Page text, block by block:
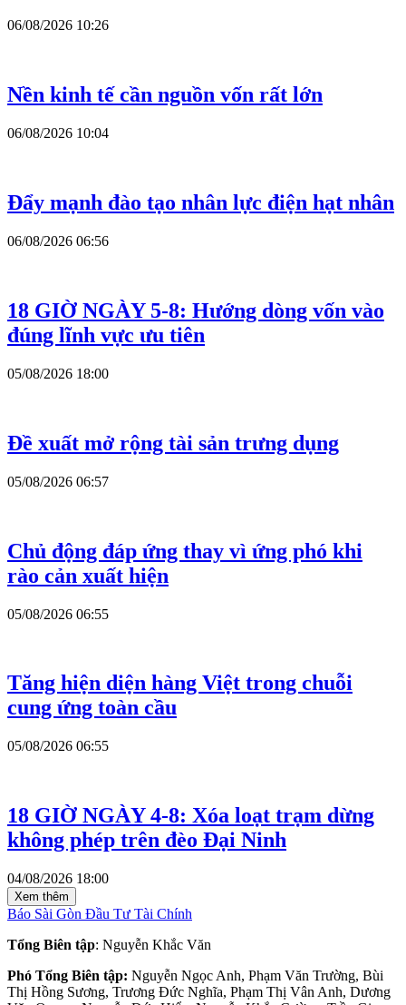
06/08/2026 10:26
Nền kinh tế cần nguồn vốn rất lớn
06/08/2026 10:04
Đẩy mạnh đào tạo nhân lực điện hạt nhân
06/08/2026 06:56
18 GIỜ NGÀY 5-8: Hướng dòng vốn vào
đúng lĩnh vực ưu tiên
05/08/2026 18:00
Đề xuất mở rộng tài sản trưng dụng
05/08/2026 06:57
Chủ động đáp ứng thay vì ứng phó khi
rào cản xuất hiện
05/08/2026 06:55
Tăng hiện diện hàng Việt trong chuỗi
cung ứng toàn cầu
05/08/2026 06:55
18 GIỜ NGÀY 4-8: Xóa loạt trạm dừng
không phép trên đèo Đại Ninh
04/08/2026 18:00
Xem thêm
Báo Sài Gòn Đầu Tư Tài Chính
Tổng Biên tập: Nguyễn Khắc Văn
Phó Tổng Biên tập: Nguyễn Ngọc Anh, Phạm Văn Trường, Bùi
Thị Hồng Sương, Trương Đức Nghĩa, Phạm Thị Vân Anh, Dương